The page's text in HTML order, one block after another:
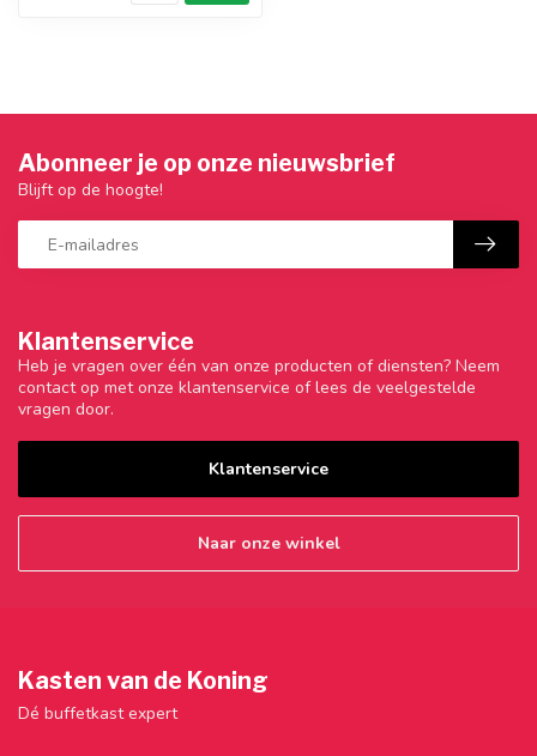
Klantenservice
Heb je vragen over één van onze producten of diensten? Neem
contact op met onze klantenservice of lees de veelgestelde
vragen door.
Klantenservice
Naar onze winkel
Abonneer je op onze nieuwsbrief
Blijft op de hoogte!
Kasten van de Koning
Dé buffetkast expert